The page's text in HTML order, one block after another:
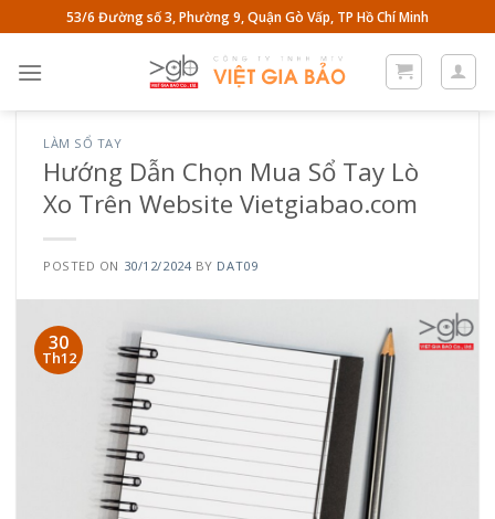
to
content
53/6 Đường số 3, Phường 9, Quận Gò Vấp, TP Hồ Chí Minh
LÀM SỔ TAY
Hướng Dẫn Chọn Mua Sổ Tay Lò
Xo Trên Website Vietgiabao.com
POSTED ON 30/12/2024BY DAT09
30
Th12